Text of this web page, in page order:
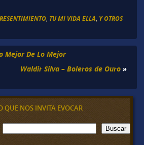
, TU MI VIDA ELLA Y OTROS
Mejor De Lo Mejor
Waldir Silva – Boleros de Ouro »
QUE NOS INVITA EVOCAR
B
u
Buscar